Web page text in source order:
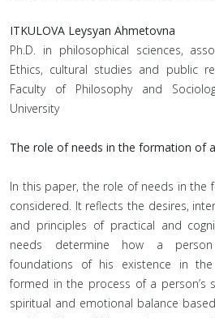
ITKULOVA Leysyan Ahmetovna
Ph.D. in philosophical sciences,
Ethics, cultural studies and public
Faculty of Philosophy and
University
The role of needs in the formation of
In this paper, the role of needs in the
considered. It reflects the desires,
and principles of practical and
needs determine how a
foundations of his existence in
formed in the process of a person’s
spiritual and emotional balance